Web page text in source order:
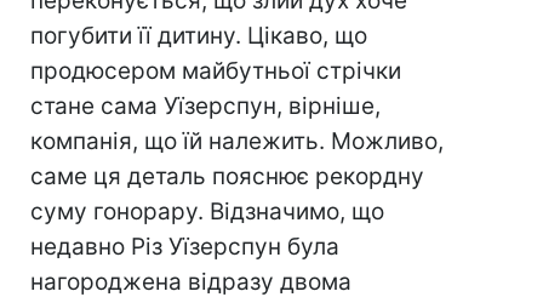
погубити її дитину. Цікаво, що
продюсером майбутньої стрічки
стане сама Уїзерспун, вірніше,
компанія, що їй належить. Можливо,
саме ця деталь пояснює рекордну
суму гонорару. Відзначимо, що
недавно Різ Уїзерспун була
нагороджена відразу двома